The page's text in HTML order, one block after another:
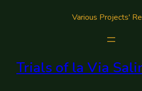
Various Projects'
Trials of la Via